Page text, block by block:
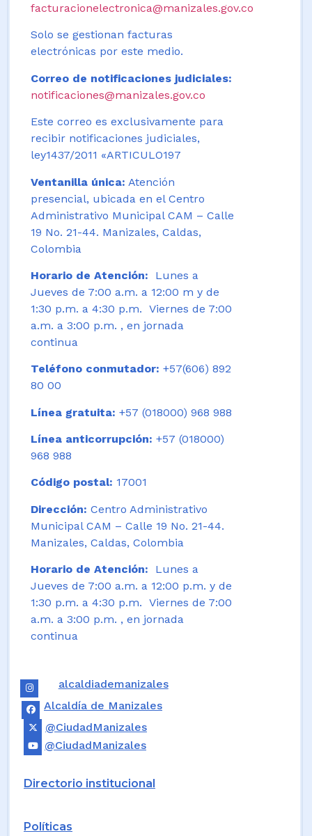
facturacionelectronica@manizales.gov.co
Solo se gestionan facturas
electrónicas por este medio.
Correo de notificaciones judiciales:
notificaciones@manizales.gov.co
Este correo es exclusivamente para
recibir notificaciones judiciales,
ley1437/2011 «ARTICULO197
Ventanilla única: Atención
presencial, ubicada en el Centro
Administrativo Municipal CAM – Calle
19 No. 21-44. Manizales, Caldas,
Colombia
Horario de Atención:
Lunes a
Jueves de 7:00 a.m. a 12:00 m y de
1:30 p.m. a 4:30 p.m. Viernes de 7:00
a.m. a 3:00 p.m. , en jornada
continua
Teléfono conmutador: +57(606) 892
80 00
Línea gratuita: +57 (018000) 968 988
Línea anticorrupción: +57 (018000)
968 988
Código postal: 17001
Dirección: Centro Administrativo
Municipal CAM – Calle 19 No. 21-44.
Manizales, Caldas, Colombia
Horario de Atención: Lunes a
Jueves de 7:00 a.m. a 12:00 p.m. y de
1:30 p.m. a 4:30 p.m. Viernes de 7:00
a.m. a 3:00 p.m. , en jornada
continua
alcaldiademanizales
Alcaldía de Manizales
@CiudadManizales
@CiudadManizales
Directorio institucional
Políticas